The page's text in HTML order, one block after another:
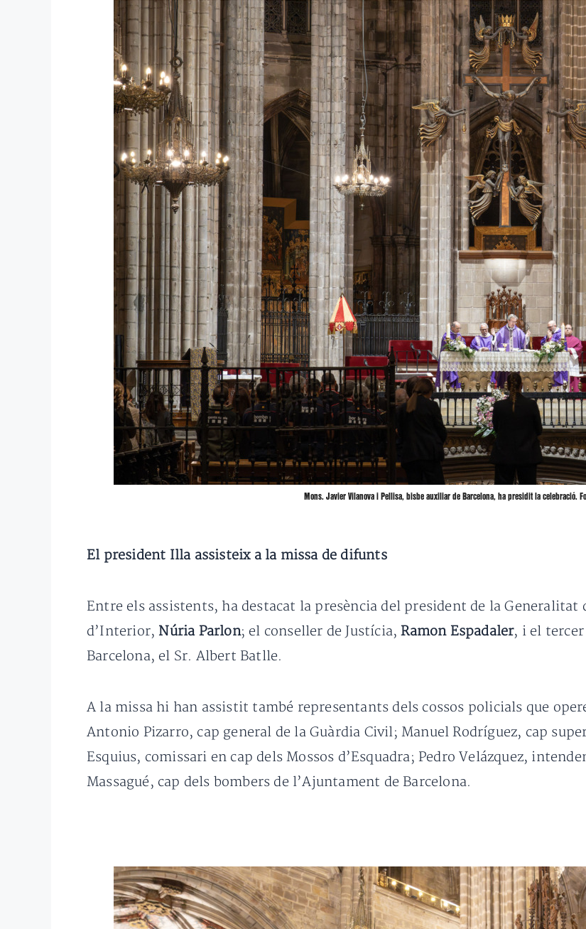
Mons. Javier Vilanova i Pellisa, bisbe auxiliar de Barcelona, ha presidit la celebració.
El president Illa assisteix a la missa de difunts
Entre els assistents, ha destacat la presència del president de la Generalitat
d’Interior, Núria Parlon; el conseller de Justícia,Ramon Espadaler, i el
Barcelona, el Sr. Albert Batlle.
A la missa hi han assistit també representants dels cossos policials que
Antonio Pizarro, cap general de la Guàrdia Civil; Manuel Rodríguez, cap
Esquius, comissari en cap dels Mossos d’Esquadra; Pedro Velázquez,
Massagué, cap dels bombers de l’Ajuntament de Barcelona.